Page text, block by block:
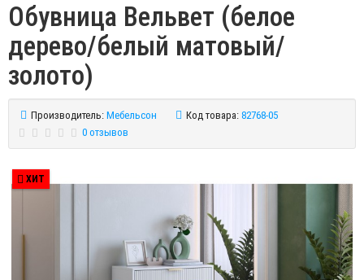
Обувница Вельвет (белое
дерево/белый матовый/
золото)
Производитель: Мебельсон Код товара: 82768-05
0 отзывов
ХИТ